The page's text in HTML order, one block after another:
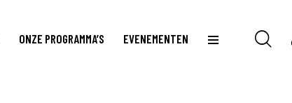
ONZE PROGRAMMA’S EVENEMENTEN